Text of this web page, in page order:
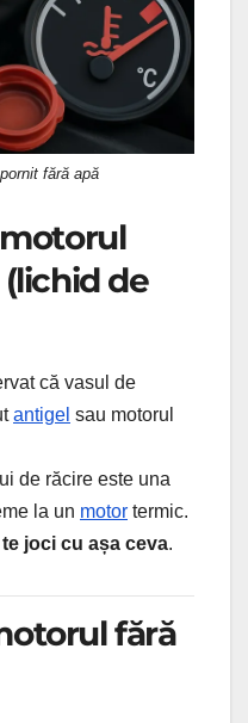
fără apă
de
că vasul de
antigel sau motorul
de răcire este una
la un motor termic.
joci cu așa ceva.
fără